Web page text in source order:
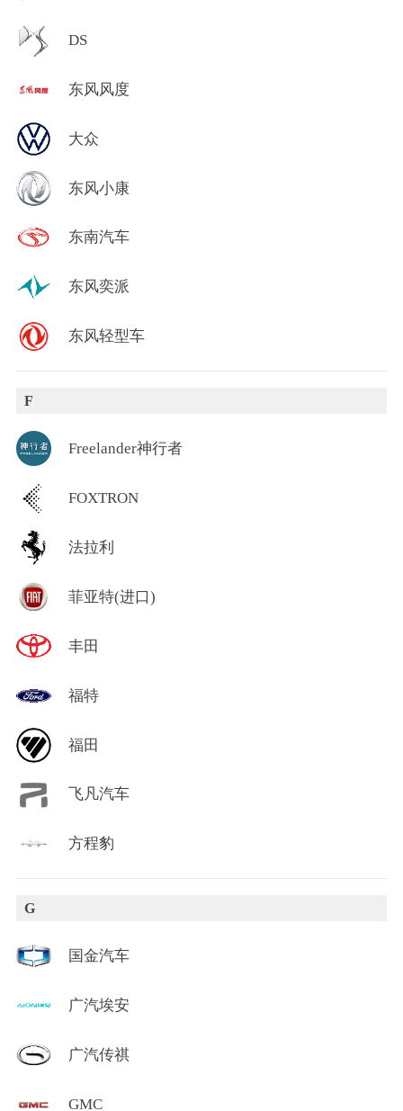
DS
东风风度
大众
东风小康
东南汽车
东风奕派
东风轻型车
F
Freelander神行者
FOXTRON
法拉利
菲亚特(进口)
丰田
福特
福田
飞凡汽车
方程豹
G
国金汽车
广汽埃安
广汽传祺
GMC